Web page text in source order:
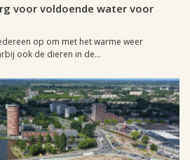
voor voldoende water voor
op om met het warme weer
ook de dieren in de...